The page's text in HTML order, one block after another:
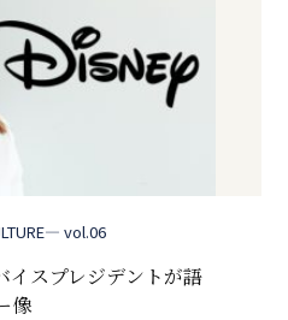
vol.06
イスプレジデントが語
像